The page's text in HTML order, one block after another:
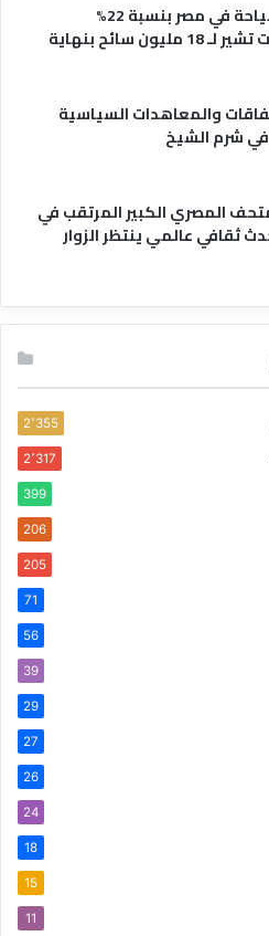
زيادة السياحة في مصر بنسبة 22%
والتوقعات تشير لـ 18 مليون سائح بنهاية
والمعاهدات السياسية
في شرم الشيخ
المصري الكبير المرتقب في
ثقافي عالمي ينتظر الزوار
2٬355
2٬317
399
206
205
71
56
39
29
27
26
24
18
15
11